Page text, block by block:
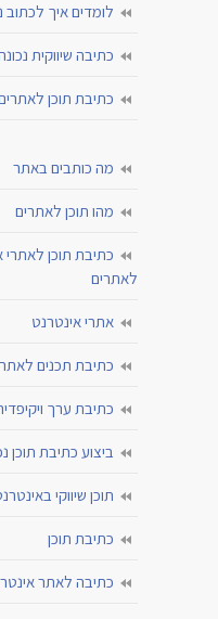
לומדים איך לכתוב
כתיבה שיווקית
כתיבת תוכן
מה כותבים באתר
מהו תוכן לאתרים
כתיבת תוכן לאתרי
לאתרים
אתרי אינטרנט
כתיבת תכנים
כתיבת ערך
ביצוע כתיבת תוכן
תוכן שיווקי
כתיבת תוכן
כתיבה לאתר